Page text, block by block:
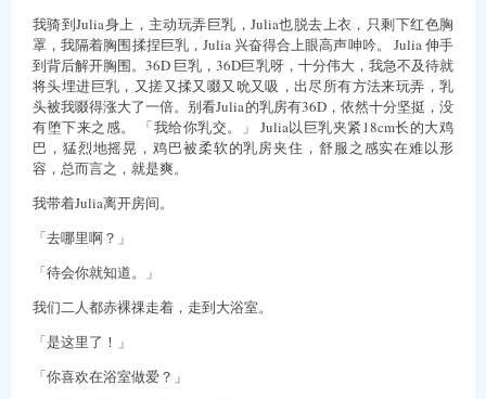
我骑到Julia身上，主动玩弄巨乳，Julia也脱去上衣，只剩下红色胸
罩，我隔着胸围揉捏巨乳，Julia 兴奋得合上眼高声呻吟。 Julia 伸手
到背后解开胸围。36D 巨乳，36D巨乳呀，十分伟大，我急不及待就
将头埋进巨乳，又搓又揉又啜又吮又吸，出尽所有方法来玩弄，乳
头被我啜得涨大了一倍。别看Julia的乳房有36D，依然十分坚挺，没
有堕下来之感。 「我给你乳交。」 Julia以巨乳夹紧18cm长的大鸡
巴，猛烈地摇晃，鸡巴被柔软的乳房夹住，舒服之感实在难以形
容，总而言之，就是爽。
我带着Julia离开房间。
「去哪里啊？」
「待会你就知道。」
我们二人都赤裸祼走着，走到大浴室。
「是这里了！」
「你喜欢在浴室做爱？」